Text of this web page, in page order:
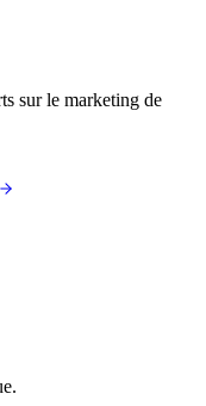
sur le marketing de